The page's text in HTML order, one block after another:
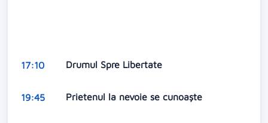
17:10 Drumul Spre Libertate
19:45 Prietenul la nevoie se cunoaște